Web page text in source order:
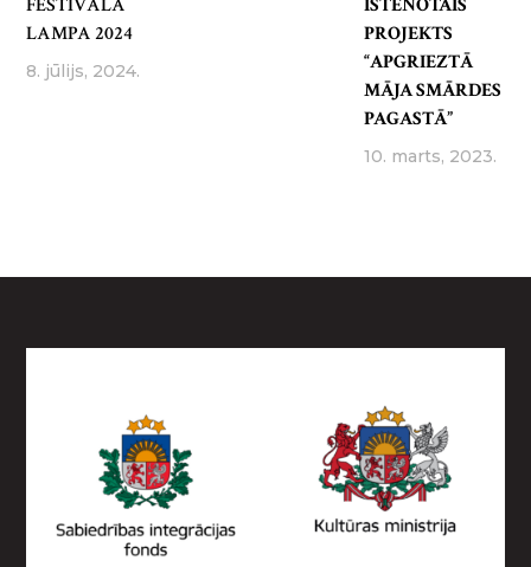
FESTIVĀLĀ
LAMPA 2024
8. jūlijs, 2024.
ĪSTENOTAIS
PROJEKTS
“APGRIEZTĀ
MĀJA SMĀRDES
PAGASTĀ”
10. marts, 2023.